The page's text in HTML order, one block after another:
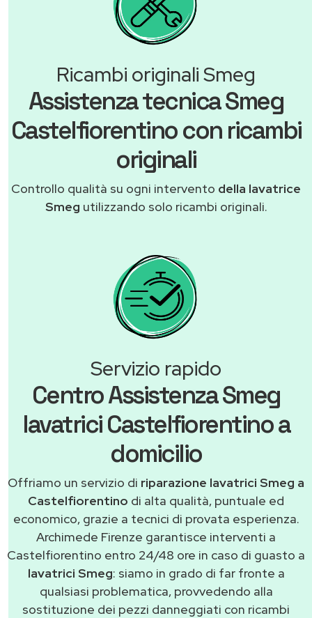
Ricambi originali Smeg
Assistenza tecnica Smeg
Castelfiorentino con ricambi
originali
Controllo qualità su ogni intervento della lavatrice
Smeg utilizzando solo ricambi originali.
Servizio rapido
Centro Assistenza Smeg
lavatrici Castelfiorentino a
domicilio
Offriamo un servizio di riparazione lavatrici Smeg a
Castelfiorentino di alta qualità, puntuale ed
economico, grazie a tecnici di provata esperienza.
Archimede Firenze garantisce interventi a
Castelfiorentino entro 24/48 ore in caso di guasto a
lavatrici Smeg: siamo in grado di far fronte a
qualsiasi problematica, provvedendo alla
sostituzione dei pezzi danneggiati con ricambi